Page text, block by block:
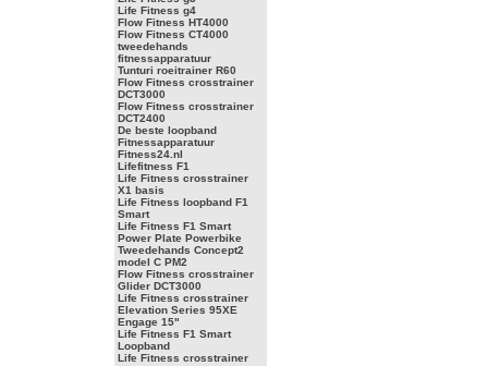
Life Fitness g4
Flow Fitness HT4000
Flow Fitness CT4000
tweedehands
fitnessapparatuur
Tunturi roeitrainer R60
Flow Fitness crosstrainer
DCT3000
Flow Fitness crosstrainer
DCT2400
De beste loopband
Fitnessapparatuur
Fitness24.nl
Lifefitness F1
Life Fitness crosstrainer
X1 basis
Life Fitness loopband F1
Smart
Life Fitness F1 Smart
Power Plate Powerbike
Tweedehands Concept2
model C PM2
Flow Fitness crosstrainer
Glider DCT3000
Life Fitness crosstrainer
Elevation Series 95XE
Engage 15"
Life Fitness F1 Smart
Loopband
Life Fitness crosstrainer